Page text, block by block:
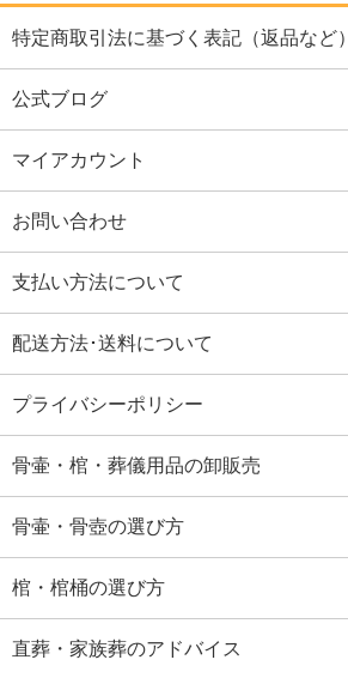
特定商取引法に基づく表記（返品など）
公式ブログ
マイアカウント
お問い合わせ
支払い方法について
配送方法･送料について
プライバシーポリシー
骨壷・棺・葬儀用品の卸販売
骨壷・骨壺の選び方
棺・棺桶の選び方
直葬・家族葬のアドバイス